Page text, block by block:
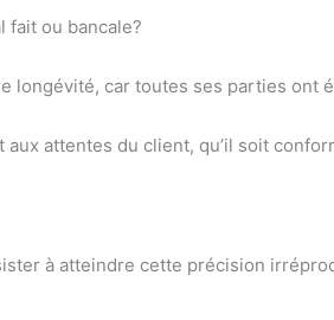
fait ou bancale?
longévité, car toutes ses parties
attentes du client, qu’il soit
à atteindre cette précision